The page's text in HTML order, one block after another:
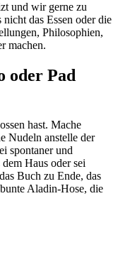
und wir gerne zu
das Essen oder die
Philosophien,
machen.
oder Pad
hast. Mache
Nudeln anstelle der
spontaner und
Haus oder sei
Buch zu Ende, das
Aladin-Hose, die